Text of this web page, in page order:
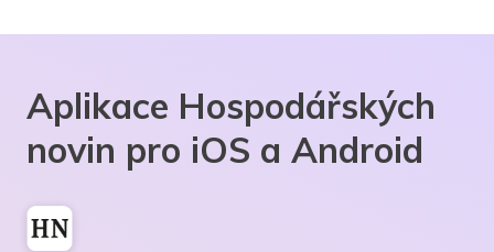
Aplikace Hospodářských
novin pro iOS a Android